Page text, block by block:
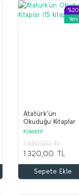
%20
Yeni
Atatürk'ün
Okuduğu Kitaplar
(15 kitaplık set)
Kolektif
1.650,00 TL
1.320,00 TL
Sepete Ekle